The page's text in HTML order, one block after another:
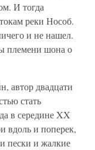
И тогда
реки Нособ.
и не нашел.
племени шона о
автор двадцати
стать
в середине XX
вдоль и поперек,
пески и жалкие